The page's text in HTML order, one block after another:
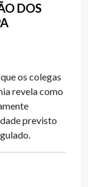
DOS
os colegas
revela como
previsto